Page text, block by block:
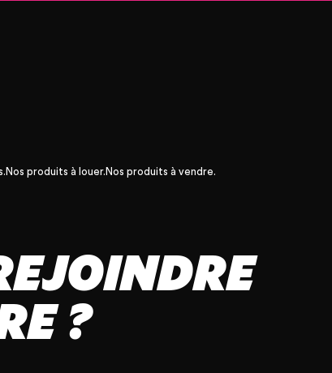
Nos produits à louer. Nos produits à vendre.
?